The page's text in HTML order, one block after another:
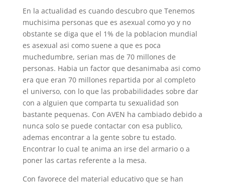
En la actualidad es cuando descubro que Tenemos
muchisima personas que es asexual como yo y no
obstante se diga que el 1% de la poblacion mundial
es asexual asi­ como suene a que es poca
muchedumbre, serian mas de 70 millones de
personas. Habia un factor que desanimaba asi­ como
era que eran 70 millones repartida por al completo
el universo, con lo que las probabilidades sobre dar
con a alguien que comparta tu sexualidad son
bastante pequenas. Con AVEN ha cambiado debido a
nunca solo se puede contactar con esa publico,
ademas encontrar a la gente sobre tu estado.
Encontrar lo cual te anima an irse del armario o a
poner las cartas referente a la mesa.
Con favorece del material educativo que se han